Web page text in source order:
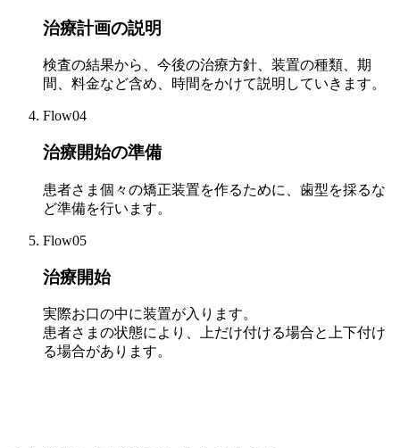
治療計画の説明
検査の結果から、今後の治療方針、装置の種類、期
間、料金など含め、時間をかけて説明していきます。
Flow04
治療開始の準備
患者さま個々の矯正装置を作るために、歯型を採るな
ど準備を行います。
Flow05
治療開始
実際お口の中に装置が入ります。
患者さまの状態により、上だけ付ける場合と上下付け
る場合があります。